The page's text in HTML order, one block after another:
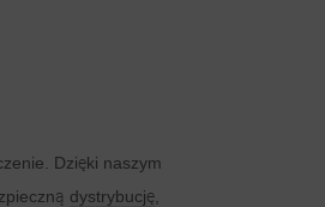
Dzięki naszym
dystrybucję